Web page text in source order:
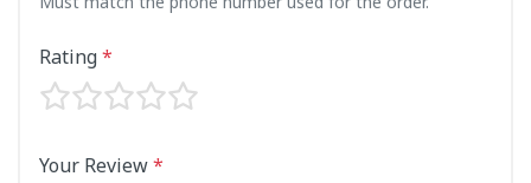
Rating*
Your Review*